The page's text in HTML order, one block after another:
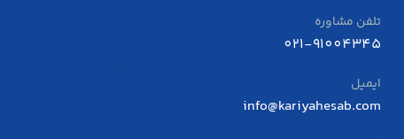
تلفن مشاوره
021-91004345
ایمیل
info@kariyahesab.com